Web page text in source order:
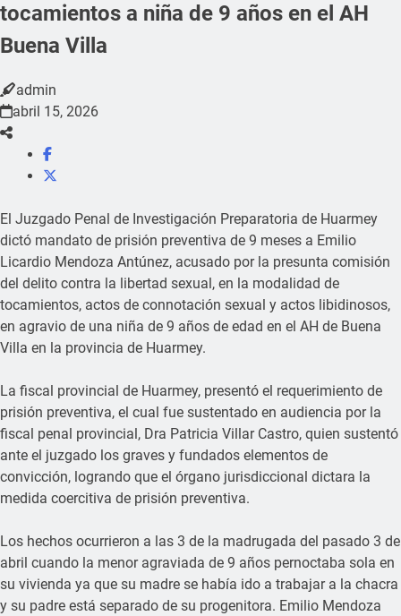
tocamientos a niña de 9 años en el AH
Buena Villa
admin
abril 15, 2026
El Juzgado Penal de Investigación Preparatoria de Huarmey
dictó mandato de prisión preventiva de 9 meses a Emilio
Licardio Mendoza Antúnez, acusado por la presunta comisión
del delito contra la libertad sexual, en la modalidad de
tocamientos, actos de connotación sexual y actos libidinosos,
en agravio de una niña de 9 años de edad en el AH de Buena
Villa en la provincia de Huarmey.
La fiscal provincial de Huarmey, presentó el requerimiento de
prisión preventiva, el cual fue sustentado en audiencia por la
fiscal penal provincial, Dra Patricia Villar Castro, quien sustentó
ante el juzgado los graves y fundados elementos de
convicción, logrando que el órgano jurisdiccional dictara la
medida coercitiva de prisión preventiva.
Los hechos ocurrieron a las 3 de la madrugada del pasado 3 de
abril cuando la menor agraviada de 9 años pernoctaba sola en
su vivienda ya que su madre se había ido a trabajar a la chacra
y su padre está separado de su progenitora. Emilio Mendoza